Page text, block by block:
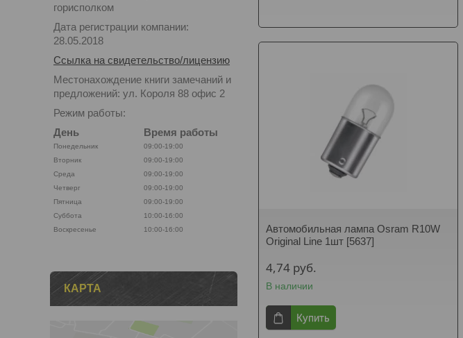
Автомобильная лампа Osram R10W
Original Line 1шт [5637]
4,74 руб.
В наличии
Купить
горисполком
Дата регистрации компании:
28.05.2018
Ссылка на свидетельство/лицензию
Местонахождение книги замечаний и
предложений: ул. Короля 88 офис 2
Режим работы:
День
Время работы
Понедельник
09:00-19:00
Вторник
09:00-19:00
Среда
09:00-19:00
Четверг
09:00-19:00
Пятница
09:00-19:00
Суббота
10:00-16:00
Воскресенье
10:00-16:00
КАРТА